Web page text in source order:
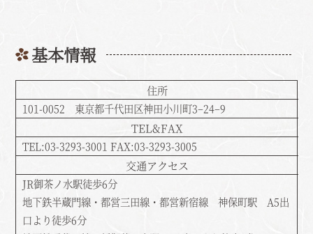
基本情報
住所
101-0052 東京都千代田区神田小川町3−24−9
TEL&FAX
TEL:03-3293-3001 FAX:03-3293-3005
交通アクセス
JR御茶ノ水駅徒歩6分
地下鉄半蔵門線・都営三田線・都営新宿線 神保町駅 A5出
口より徒歩6分